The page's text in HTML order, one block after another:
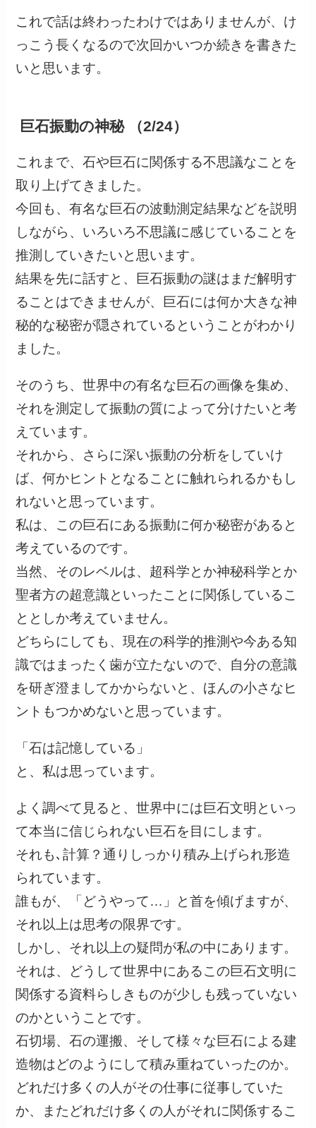
これで話は終わったわけではありませんが、け
っこう長くなるので次回かいつか続きを書きた
いと思います。
巨石振動の神秘 （2/24）
これまで、石や巨石に関係する不思議なことを
取り上げてきました。
今回も、有名な巨石の波動測定結果などを説明
しながら、いろいろ不思議に感じていることを
推測していきたいと思います。
結果を先に話すと、巨石振動の謎はまだ解明す
ることはできませんが、巨石には何か大きな神
秘的な秘密が隠されているということがわかり
ました。
そのうち、世界中の有名な巨石の画像を集め、
それを測定して振動の質によって分けたいと考
えています。
それから、さらに深い振動の分析をしていけ
ば、何かヒントとなることに触れられるかもし
れないと思っています。
私は、この巨石にある振動に何か秘密があると
考えているのです。
当然、そのレベルは、超科学とか神秘科学とか
聖者方の超意識といったことに関係しているこ
ととしか考えていません。
どちらにしても、現在の科学的推測や今ある知
識ではまったく歯が立たないので、自分の意識
を研ぎ澄ましてかからないと、ほんの小さなヒ
ントもつかめないと思っています。
「石は記憶している」
と、私は思っています。
よく調べて見ると、世界中には巨石文明といっ
て本当に信じられない巨石を目にします。
それも､計算？通りしっかり積み上げられ形造
られています。
誰もが、「どうやって…」と首を傾げますが、
それ以上は思考の限界です。
しかし、それ以上の疑問が私の中にあります。
それは、どうして世界中にあるこの巨石文明に
関係する資料らしきものが少しも残っていない
のかということです。
石切場、石の運搬、そして様々な巨石による建
造物はどのようにして積み重ねていったのか。
どれだけ多くの人がその仕事に従事していた
か、またどれだけ多くの人がそれに関係するこ